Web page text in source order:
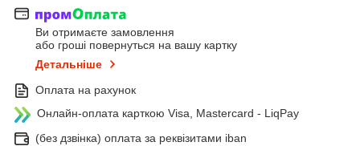
Ви отримаєте замовлення
або гроші повернуться на вашу картку
Детальніше
Оплата на рахунок
Онлайн-оплата карткою Visa, Mastercard - LiqPay
(без дзвінка) оплата за реквізитами iban